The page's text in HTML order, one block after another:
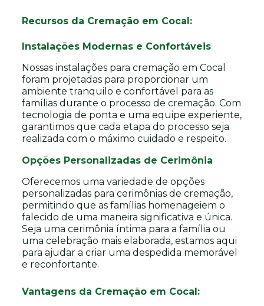
Recursos da Cremação em Cocal:
Instalações Modernas e Confortáveis
Nossas instalações para cremação em Cocal
foram projetadas para proporcionar um
ambiente tranquilo e confortável para as
famílias durante o processo de cremação. Com
tecnologia de ponta e uma equipe experiente,
garantimos que cada etapa do processo seja
realizada com o máximo cuidado e respeito.
Opções Personalizadas de Cerimônia
Oferecemos uma variedade de opções
personalizadas para cerimônias de cremação,
permitindo que as famílias homenageiem o
falecido de uma maneira significativa e única.
Seja uma cerimônia íntima para a família ou
uma celebração mais elaborada, estamos aqui
para ajudar a criar uma despedida memorável
e reconfortante.
Vantagens da Cremação em Cocal: